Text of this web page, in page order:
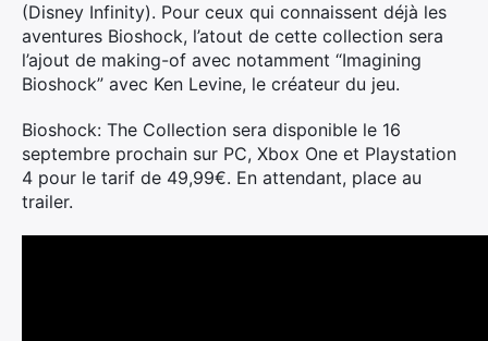
(Disney Infinity). Pour ceux qui connaissent déjà les
aventures Bioshock, l’atout de cette collection sera
l’ajout de making-of avec notamment “Imagining
Bioshock” avec Ken Levine, le créateur du jeu.
Bioshock: The Collection sera disponible le 16
septembre prochain sur PC, Xbox One et Playstation
4 pour le tarif de 49,99€. En attendant, place au
trailer.